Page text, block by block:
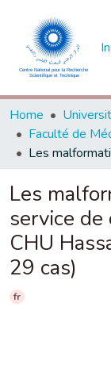
Home
Les
service
CHU
29 cas)
fr